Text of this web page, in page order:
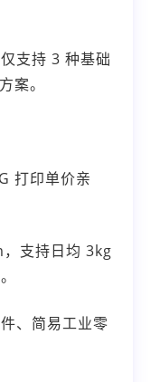
支持 3 种基础
案。
打印单价亲
支持日均 3kg
、简易工业零